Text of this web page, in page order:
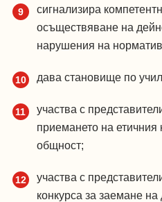
сигнализира
осъществяване на
нарушения на
дава становище по
участва с
приемането на етичния
общност;
участва с
конкурса за заемане на